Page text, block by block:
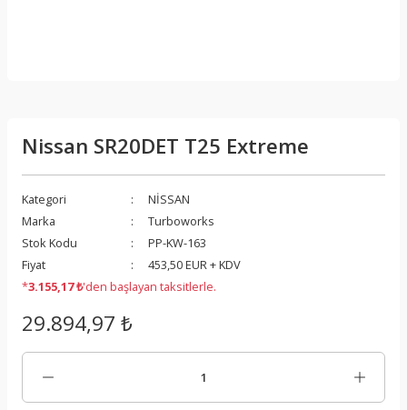
Nissan SR20DET T25 Extreme
Kategori
NİSSAN
Marka
Turboworks
Stok Kodu
PP-KW-163
Fiyat
453,50 EUR + KDV
*3.155,17 ₺'den başlayan taksitlerle.
29.894,97 ₺